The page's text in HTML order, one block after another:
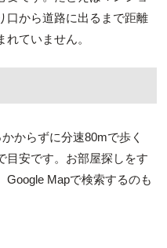
口から道路に出るまで距離
ていません。
からずに分速80mで歩く
目安です。お部屋探しをす
Google Mapで検索するのも